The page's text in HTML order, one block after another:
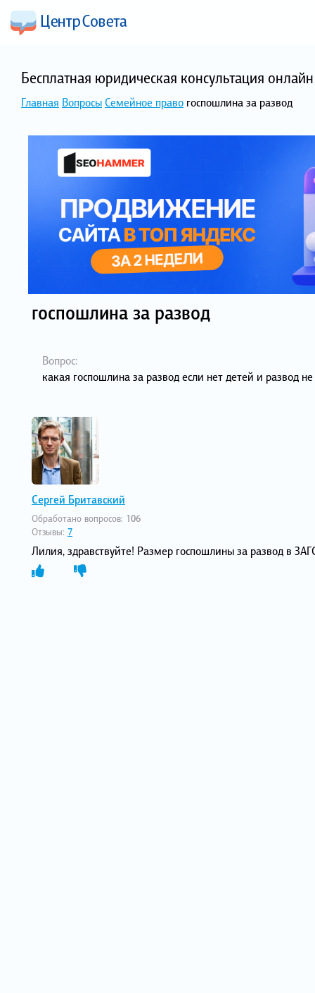
Бесплатная юридическая консультация
Главная ВопросыСемейное право госпошлина за развод
госпошлина за развод
Вопрос:
какая госпошлина за развод если нет детей и развод не
Сергей Бритавский
Обработано вопросов: 106
Отзывы: 7
Лилия, здравствуйте! Размер госпошлины за развод в